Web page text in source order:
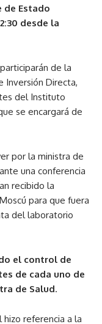
de Estado
desde la
de la
Inversión Directa,
del Instituto
se encargará de
por la ministra de
una conferencia
recibido la
para que fuera
del laboratorio
el control de
de cada uno de
de Salud.
hizo referencia a la